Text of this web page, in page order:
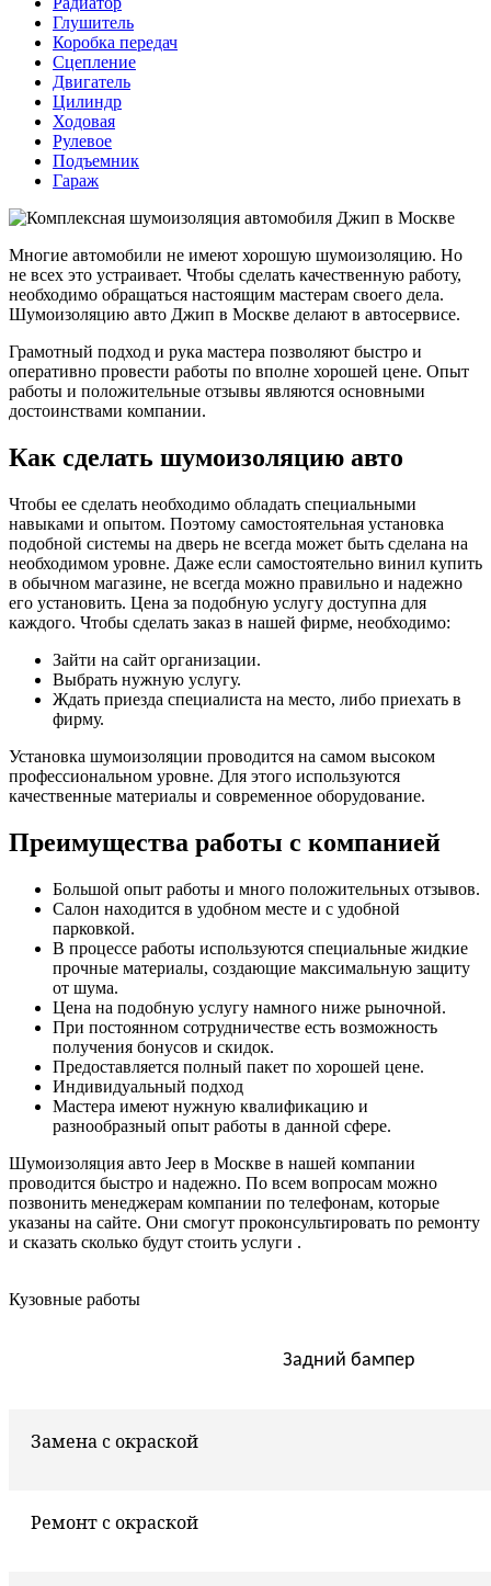
Глушитель
Коробка передач
Сцепление
Двигатель
Цилиндр
Ходовая
Рулевое
Подъемник
Гараж
Многие автомобили не имеют хорошую шумоизоляцию. Но
не всех это устраивает. Чтобы сделать качественную работу,
необходимо обращаться настоящим мастерам своего дела.
Шумоизоляцию авто Джип в Москве делают в автосервисе.
Грамотный подход и рука мастера позволяют быстро и
оперативно провести работы по вполне хорошей цене. Опыт
работы и положительные отзывы являются основными
достоинствами компании.
Как сделать шумоизоляцию авто
Чтобы ее сделать необходимо обладать специальными
навыками и опытом. Поэтому самостоятельная установка
подобной системы на дверь не всегда может быть сделана на
необходимом уровне. Даже если самостоятельно винил купить
в обычном магазине, не всегда можно правильно и надежно
его установить. Цена за подобную услугу доступна для
каждого. Чтобы сделать заказ в нашей фирме, необходимо:
Зайти на сайт организации.
Выбрать нужную услугу.
Ждать приезда специалиста на место, либо приехать в
фирму.
Установка шумоизоляции проводится на самом высоком
профессиональном уровне. Для этого используются
качественные материалы и современное оборудование.
Преимущества работы с компанией
Большой опыт работы и много положительных отзывов.
Салон находится в удобном месте и с удобной
парковкой.
В процессе работы используются специальные жидкие
прочные материалы, создающие максимальную защиту
от шума.
Цена на подобную услугу намного ниже рыночной.
При постоянном сотрудничестве есть возможность
получения бонусов и скидок.
Предоставляется полный пакет по хорошей цене.
Индивидуальный подход
Мастера имеют нужную квалификацию и
разнообразный опыт работы в данной сфере.
Шумоизоляция авто Jeep в Москве в нашей компании
проводится быстро и надежно. По всем вопросам можно
позвонить менеджерам компании по телефонам, которые
указаны на сайте. Они смогут проконсультировать по ремонту
и сказать сколько будут стоить услуги .
Кузовные работы
Задний бампер
Замена с окраской
Ремонт с окраской